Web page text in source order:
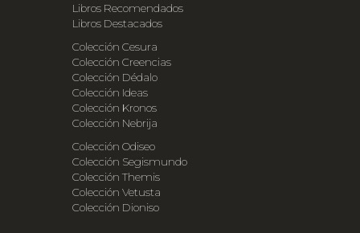
Libros Recomendados
Libros Destacados
Colección Cesura
Colección Creencias
Colección Dédalo
Colección Ideas
Colección Kronos
Colección Nebrija
Colección Odiseo
Colección Segismundo
Colección Themis
Colección Vetusta
Colección Dioniso